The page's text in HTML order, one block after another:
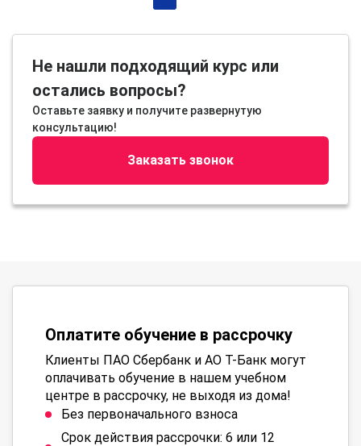
Не нашли подходящий курс или
остались вопросы?
Оставьте заявку и получите развернутую
консультацию!
Заказать звонок
Оплатите обучение в рассрочку
Клиенты ПАО Сбербанк и АО Т-Банк могут
оплачивать обучение в нашем учебном
центре в рассрочку, не выходя из дома!
Без первоначального взноса
Срок действия рассрочки: 6 или 12